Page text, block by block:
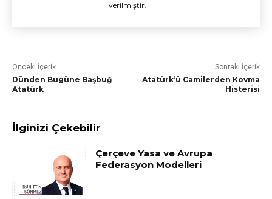
verilmiştir.
Önceki İçerik
Dünden Bugüne Başbuğ
Atatürk
Sonraki İçerik
Atatürk’ü Camilerden Kovma
Histerisi
İlginizi Çekebilir
Çerçeve Yasa ve Avrupa
Federasyon Modelleri